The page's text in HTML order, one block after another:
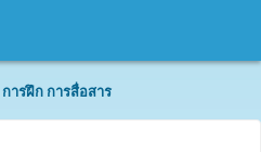
การฝึก การสื่อสาร